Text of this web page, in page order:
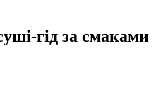
гід за смаками